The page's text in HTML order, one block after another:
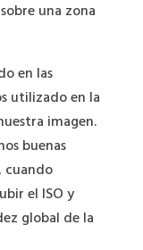
una zona
en las
utilizado en la
imagen.
buenas
cuando
el ISO y
global de la